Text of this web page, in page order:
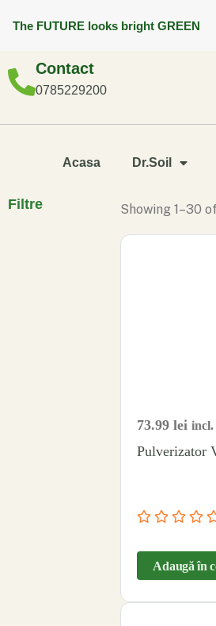
The FUTURE looks bright GREEN
Contact
0785229200
Acasa Dr.Soil
Filtre Showing1–30
73.99lei
Pulverizator
Adaugă în